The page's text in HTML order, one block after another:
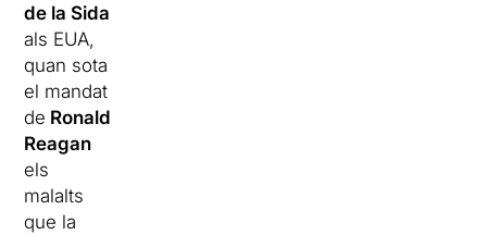
de la Sida
als EUA,
quan sota
el mandat
de Ronald
Reagan
els
malalts
que la